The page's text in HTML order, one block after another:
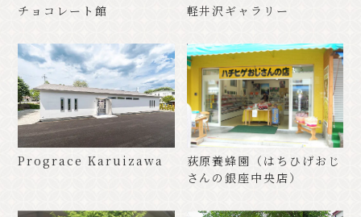
チョコレート館
軽井沢ギャラリー
Prograce Karuizawa
荻原養蜂園（はちひげおじ
さんの銀座中央店）